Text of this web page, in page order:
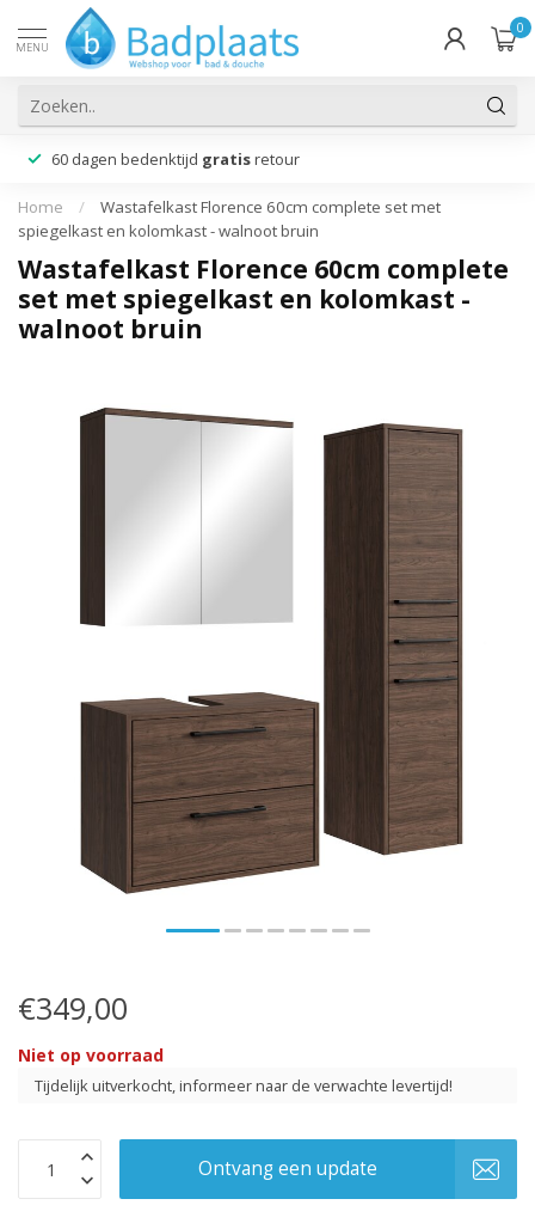
MENU
0
60 dagen bedenktijd gratis retour
Home /
Wastafelkast Florence 60cm complete set met
spiegelkast en kolomkast - walnoot bruin
Wastafelkast Florence 60cm complete
set met spiegelkast en kolomkast -
walnoot bruin
€349,00
Niet op voorraad
Tijdelijk uitverkocht, informeer naar de verwachte levertijd!
Ontvang een update